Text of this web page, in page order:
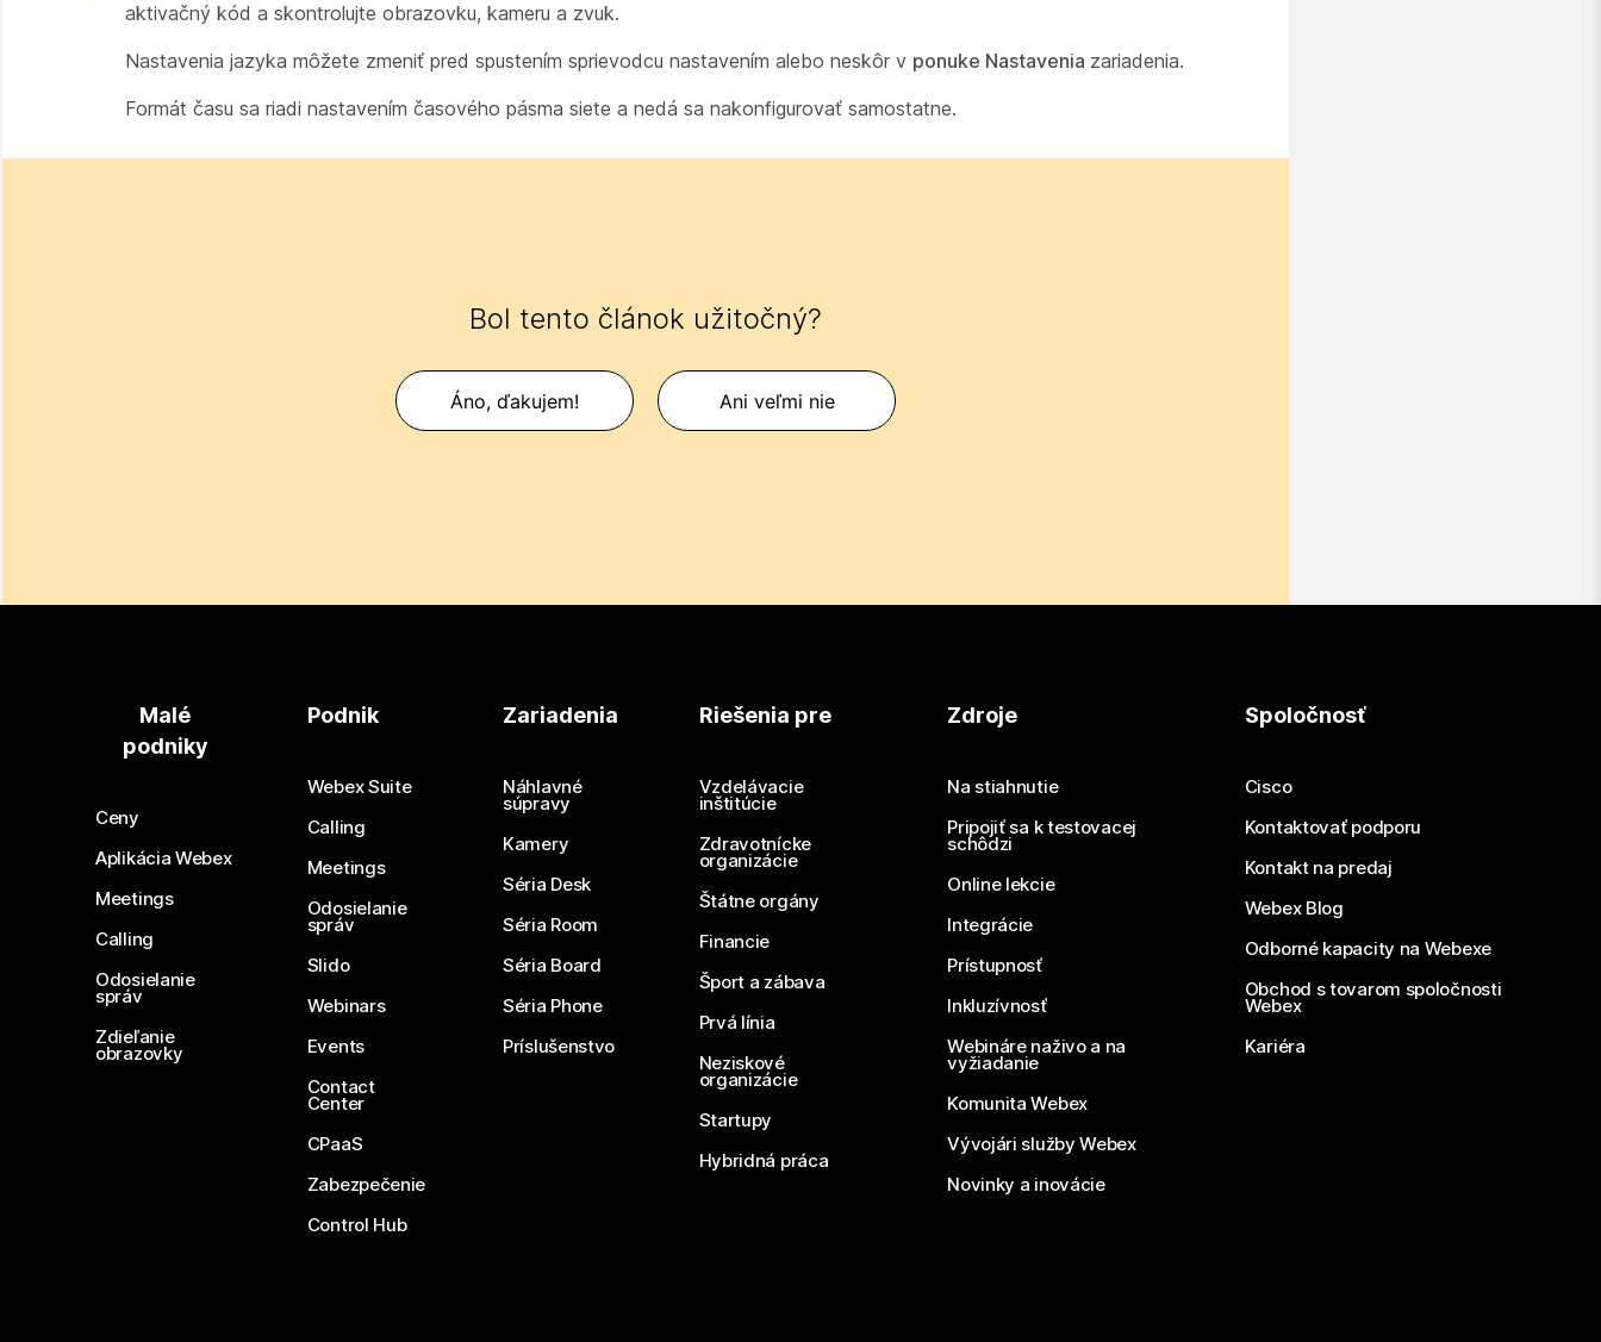
aktivačný kód a skontrolujte obrazovku, kameru a zvuk.
Nastavenia jazyka môžete zmeniť pred spustením sprievodcu nastavením alebo neskôr v ponuke Nastavenia zariadenia.
Formát času sa riadi nastavením časového pásma siete a nedá sa nakonfigurovať samostatne.
Bol tento článok užitočný?
Áno, ďakujem! Ani veľmi nie
Malé
podniky
Ceny
Aplikácia Webex
Meetings
Calling
Odosielanie
správ
Zdieľanie
obrazovky
Podnik
Webex Suite
Calling
Meetings
Odosielanie
správ
Slido
Webinars
Events
Contact
Center
CPaaS
Zabezpečenie
Control Hub
Zariadenia
Náhlavné
súpravy
Kamery
Séria Desk
Séria Room
Séria Board
Séria Phone
Príslušenstvo
Riešenia pre
Vzdelávacie
inštitúcie
Zdravotnícke
organizácie
Štátne orgány
Financie
Šport a zábava
Prvá línia
Neziskové
organizácie
Startupy
Hybridná práca
Zdroje
Na stiahnutie
Pripojiť sa k testovacej
schôdzi
Online lekcie
Integrácie
Prístupnosť
Inkluzívnosť
Webináre naživo a na
vyžiadanie
Komunita Webex
Vývojári služby Webex
Novinky a inovácie
Spoločnosť
Cisco
Kontaktovať podporu
Kontakt na predaj
Webex Blog
Odborné kapacity na Webexe
Obchod s tovarom spoločnosti
Webex
Kariéra